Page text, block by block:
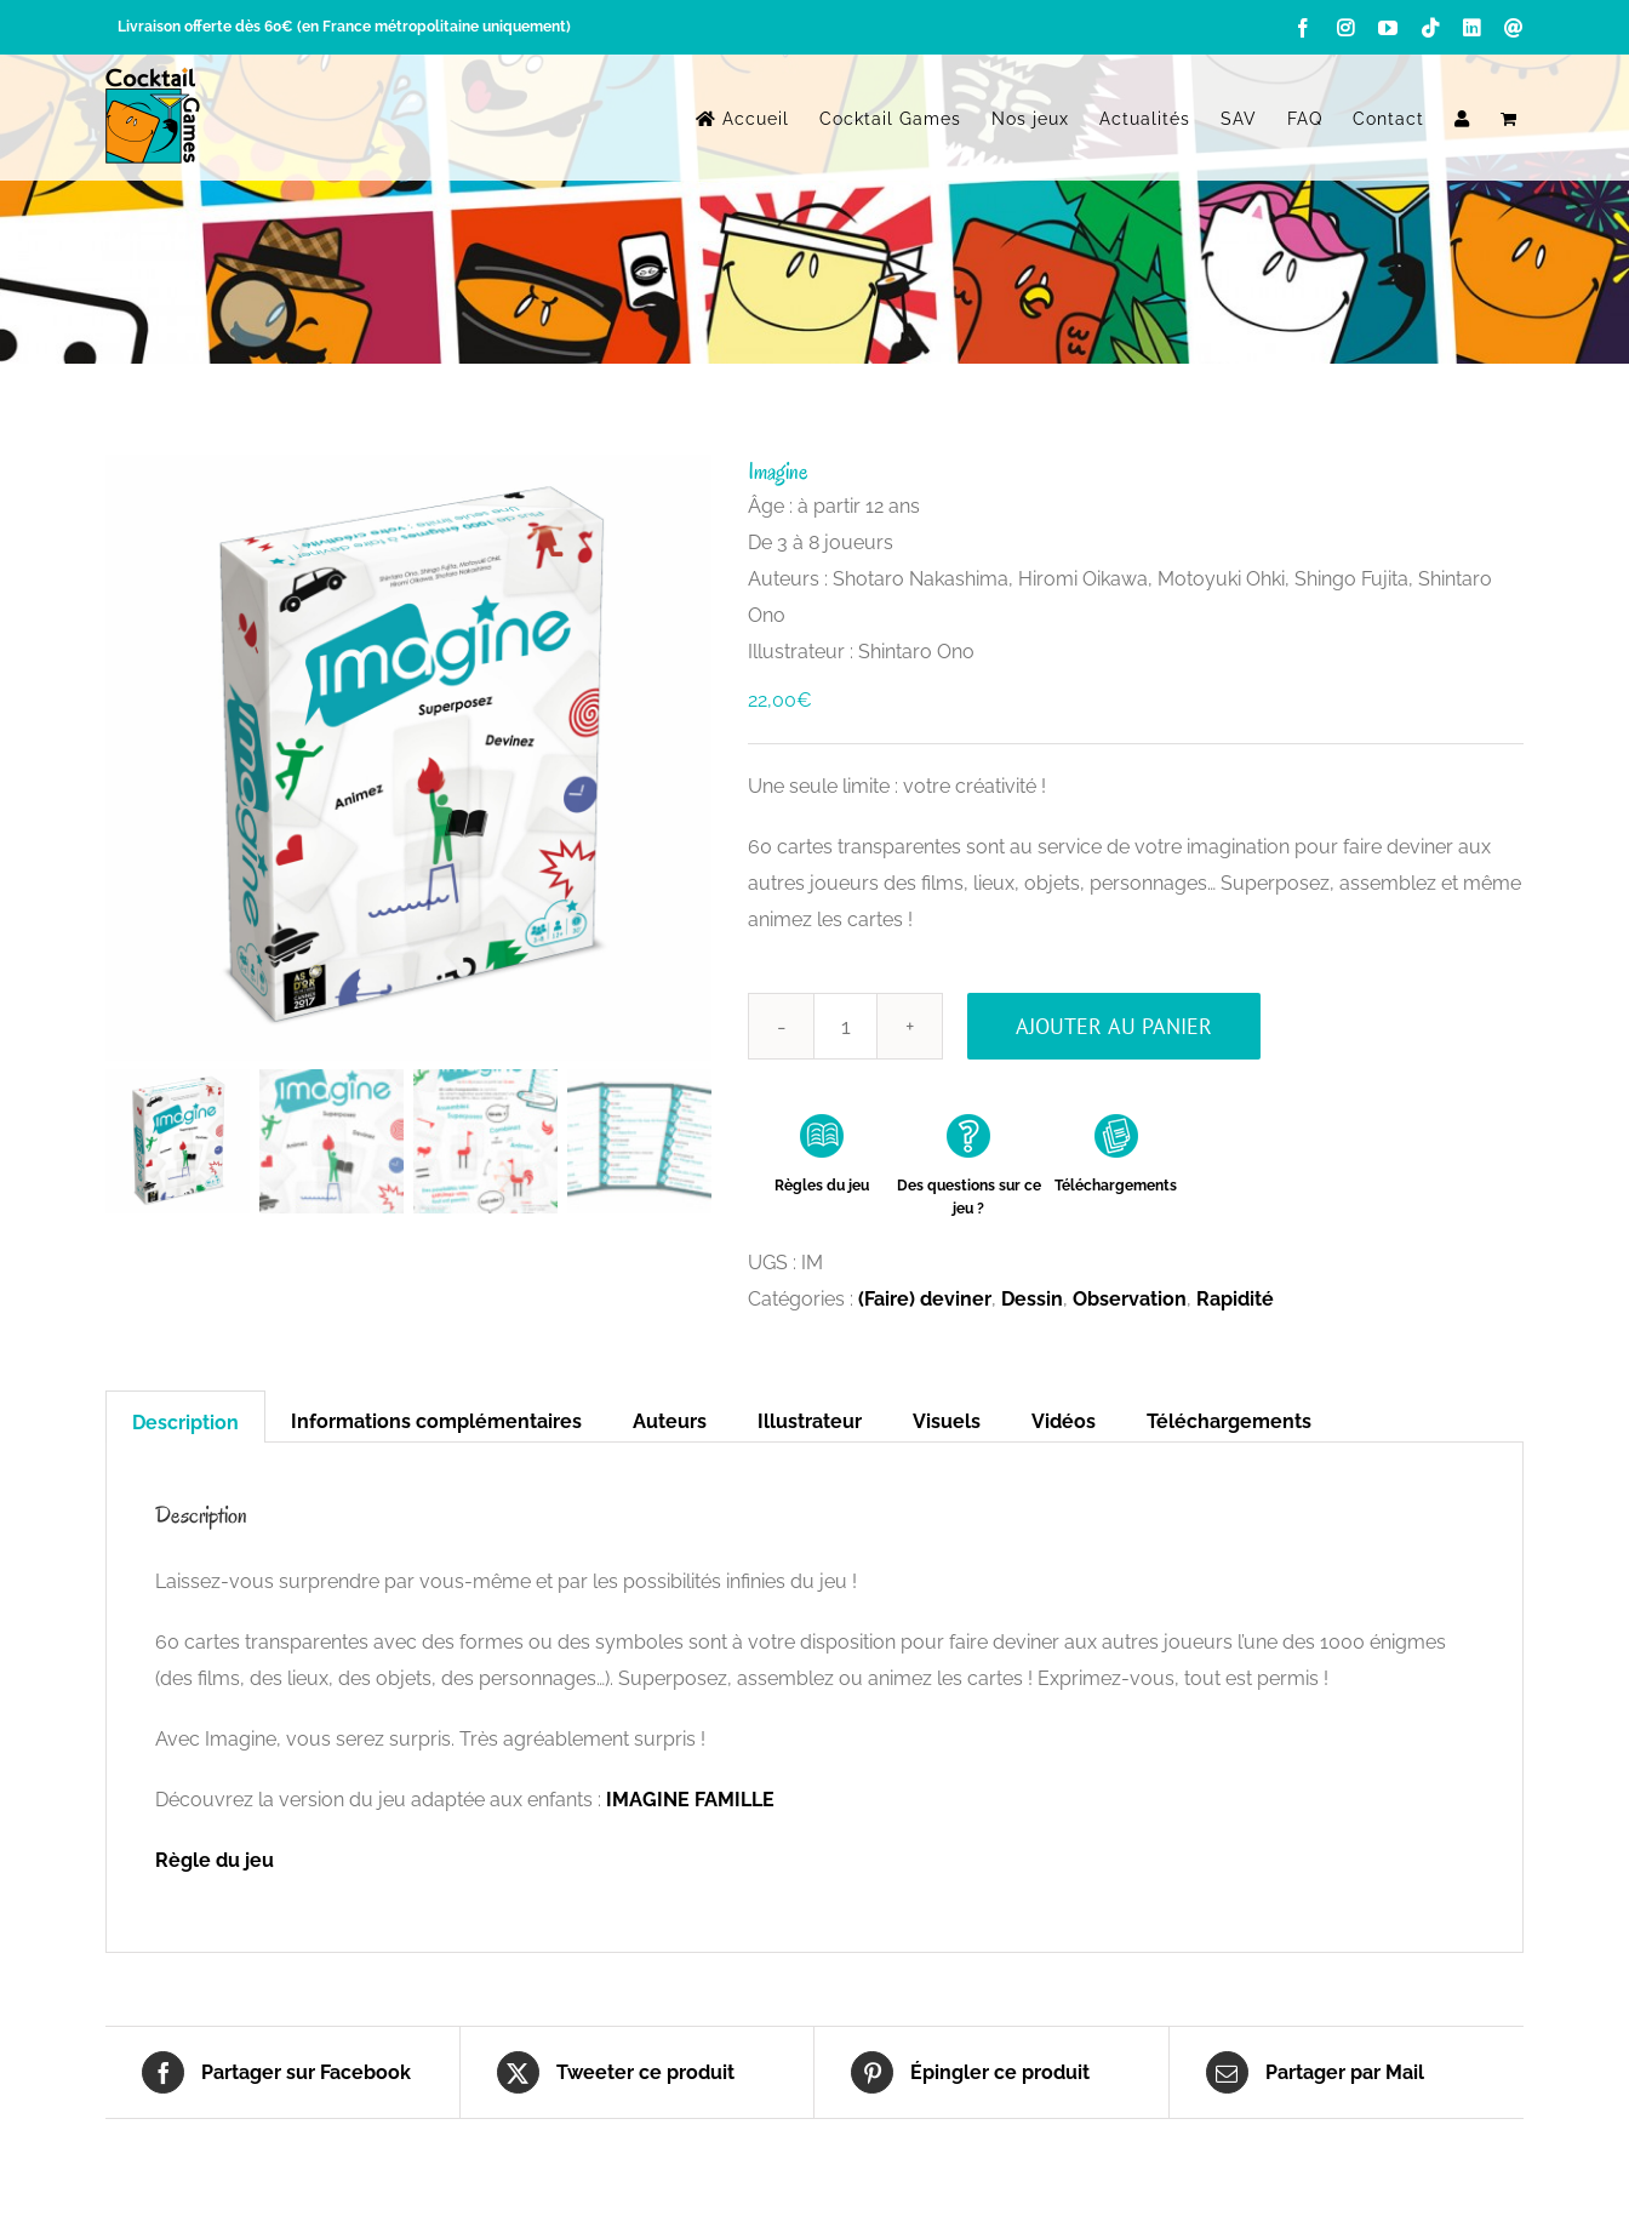
au
contenu
Livraison offerte dès 60€ (en France métropolitaine uniquement) FacebookInstagram
YouTube
TiktokLinkedIn
Accueil Cocktail Games Nos jeux Actualités SAV FAQ Contact
Imagine
Âge : à partir 12 ans
De 3 à 8 joueurs
Auteurs : Shotaro Nakashima, Hiromi Oikawa, Motoyuki Ohki, Shingo Fujita, Shintaro
Ono
Illustrateur : Shintaro Ono
22,00€
Une seule limite : votre créativité !
60 cartes transparentes sont au service de votre imagination pour faire deviner aux
autres joueurs des films, lieux, objets, personnages… Superposez, assemblez et même
animez les cartes !
quantité
AJOUTER AU PANIER
Règles du jeu
Des questions sur ce
jeu ?
Téléchargements
UGS : IM
Catégories : (Faire) deviner, Dessin, Observation, Rapidité
Description Informations complémentaires Auteurs Illustrateur Visuels Vidéos Téléchargements
Description
Laissez-vous surprendre par vous-même et par les possibilités infinies du jeu !
60 cartes transparentes avec des formes ou des symboles sont à votre disposition pour faire deviner aux autres joueurs l’une des 1000 énigmes
(des films, des lieux, des objets, des personnages…). Superposez, assemblez ou animez les cartes ! Exprimez-vous, tout est permis !
Avec Imagine, vous serez surpris. Très agréablement surpris !
Découvrez la version du jeu adaptée aux enfants : IMAGINE FAMILLE
Règle du jeu
Partager sur Facebook Tweeter ce produit Épingler ce produit Partager par Mail